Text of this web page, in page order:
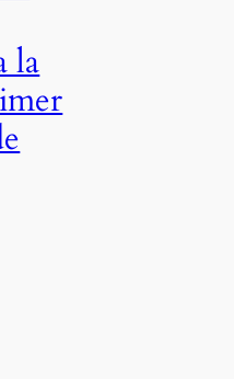
la